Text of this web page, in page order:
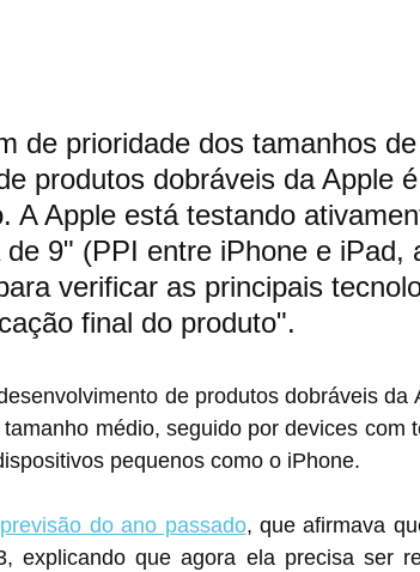
de prioridade dos tamanhos de
produtos dobráveis da Apple
A Apple está testando
9" (PPI entre iPhone e iPad,
verificar as principais
final do produto".
de produtos dobráveis ​​da
médio, seguido por devices com
finalmente expandir para dispositivos pequenos como o ‌iPhone‌.
previsão do ano passado, que afirmava